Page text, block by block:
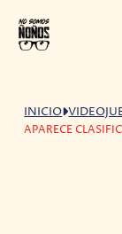
INICIO
APARECE